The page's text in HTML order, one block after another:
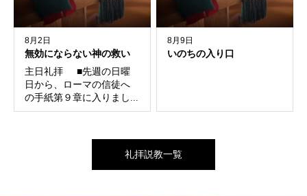
8月2日
無効にならない神の救い
主日礼拝 ■先週の日曜
日から、ローマの信徒へ
の手紙第９章に入りまし...
8月9日
いのちの入り口
礼拝説教一覧